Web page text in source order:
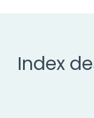
Index